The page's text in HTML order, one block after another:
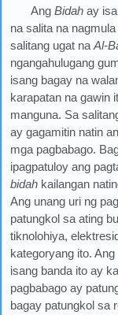
AngBidah ay
na salita na
salitang ugat na Al-
ngangahulugang
isang bagay na
karapatan na gawin
manguna. Sa
ay gagamitin natin
mga pagbabago.
ipagpatuloy ang
bidah kailangan
Ang unang uri ng
patungkol sa ating
tiknolohiya,
kategoryang ito.
isang banda ito ay
pagbabago ay
bagay patungkol sa